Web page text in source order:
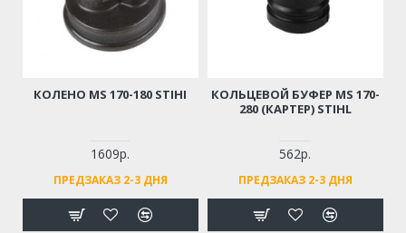
КОЛЕНО MS 170-180 STIHI
1609р.
ПРЕДЗАКАЗ 2-3 ДНЯ
КОЛЬЦЕВОЙ БУФЕР MS 170-
280 (КАРТЕР) STIHL
562р.
ПРЕДЗАКАЗ 2-3 ДНЯ